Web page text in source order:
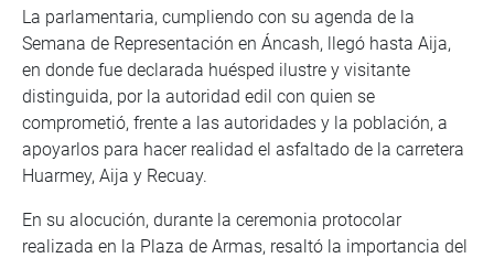
La parlamentaria, cumpliendo con su agenda de la
Semana de Representación en Áncash, llegó hasta Aija,
en donde fue declarada huésped ilustre y visitante
distinguida, por la autoridad edil con quien se
comprometió, frente a las autoridades y la población, a
apoyarlos para hacer realidad el asfaltado de la carretera
Huarmey, Aija y Recuay.
En su alocución, durante la ceremonia protocolar
realizada en la Plaza de Armas, resaltó la importancia del